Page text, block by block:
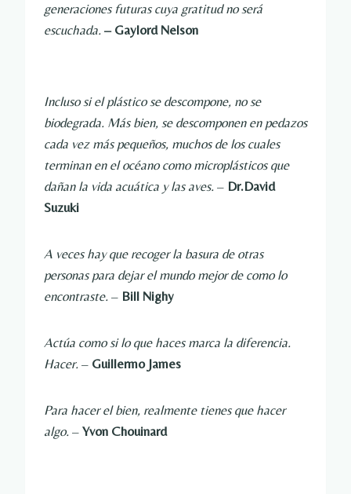
generaciones futuras cuya gratitud no será
escuchada. – Gaylord Nelson
Incluso si el plástico se descompone, no se
biodegrada. Más bien, se descomponen en pedazos
cada vez más pequeños, muchos de los cuales
terminan en el océano como microplásticos que
dañan la vida acuática y las aves. – Dr.David
Suzuki
A veces hay que recoger la basura de otras
personas para dejar el mundo mejor de como lo
encontraste. – Bill Nighy
Actúa como si lo que haces marca la diferencia.
Hacer. – Guillermo James
Para hacer el bien, realmente tienes que hacer
algo. – Yvon Chouinard